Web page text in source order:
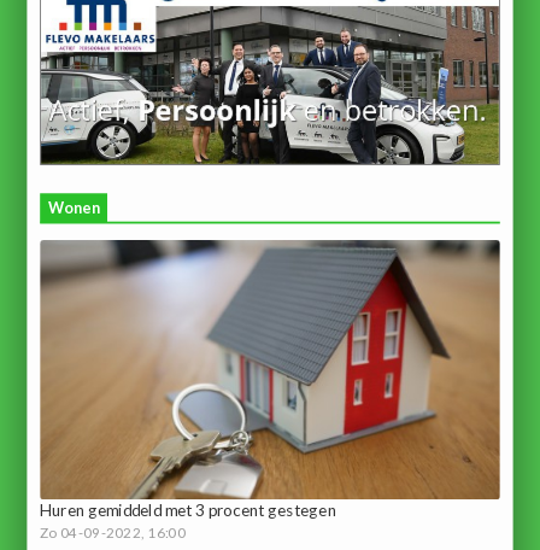
Wonen
Huren gemiddeld met 3 procent gestegen
Zo 04-09-2022, 16:00